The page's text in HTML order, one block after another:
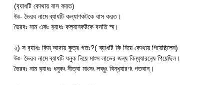
(ব‍্যাধটি কোথায় বাস করত)
উঃ- ভৈরব নামে ব্যাধটি কল্যাণকটকে বাস করত।
ভৈরবঃ নাম একঃ ব‍্যাধঃ কল‍্যানকটকে বসতি স্ম।
২) স ব‍্যাধঃ কিম্ আদায় কুত্র গতঃ?( ব্যাধটি কি নিয়ে কোথায় গিয়েছিলেন)
উঃ- ভৈরব নামে ব্যাধটি ধনুক নিয়ে মাংস লাভের জন্য বিন্ধ‍্যারন‍্যে গিয়েছিল।
ভৈরবঃ নাম ব‍্যাধঃ ধনুকং নীত্বা মাংসং লব্ধুং বিন্ধ‍্যারণ‍ং গতবান্।